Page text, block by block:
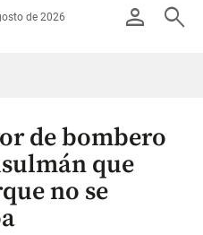
person search
de 2026
de bombero
que
no se